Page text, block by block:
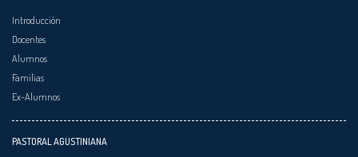
Introducción
Docentes
Alumnos
Familias
Ex-Alumnos
PASTORAL AGUSTINIANA